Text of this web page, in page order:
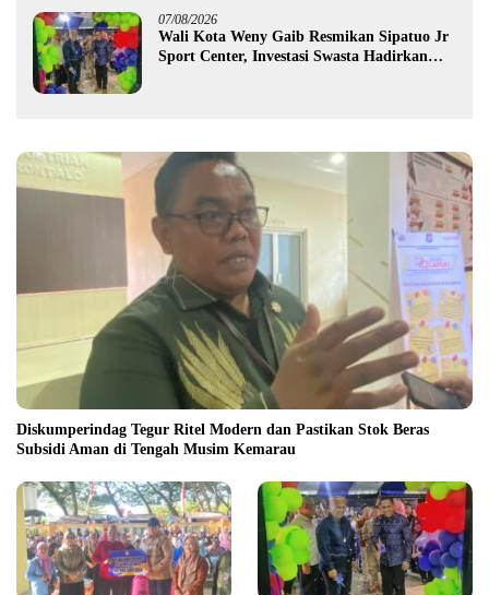
07/08/2026
Wali Kota Weny Gaib Resmikan Sipatuo Jr
Sport Center, Investasi Swasta Hadirkan
Diskumperindag Tegur Ritel Modern dan Pastikan Stok Beras
Subsidi Aman di Tengah Musim Kemarau